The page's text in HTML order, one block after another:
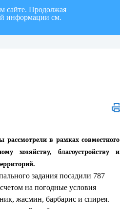
в рамках совместного
хозяйству, благоустройству и
задания посадили 787
на погодные условия
жасмин, барбарис и спирея.
сайте. Продолжая
информации см.